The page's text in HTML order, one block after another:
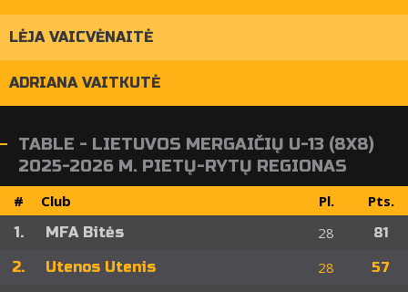
LĖJA VAICVĖNAITĖ
ADRIANA VAITKUTĖ
TABLE - LIETUVOS MERGAIČIŲ U-13 (8X8)
2025-2026 M. PIETŲ-RYTŲ REGIONAS
# Club Pl. Pts.
1. MFA Bitės 28 81
2. Utenos Utenis 28 57